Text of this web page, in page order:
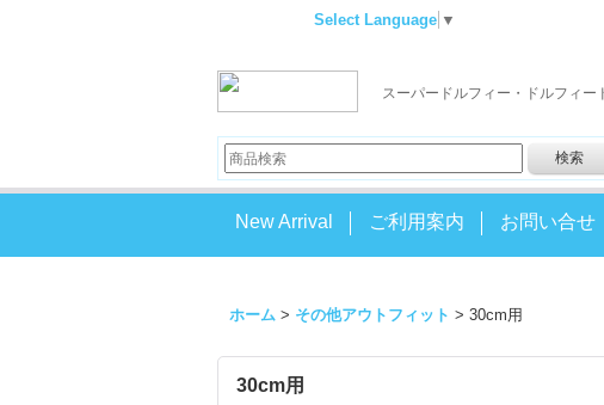
Select Language ▼
スーパードルフィー・ドルフィ
New Arrival ご利用案内 お問い合せ
ホーム > その他アウトフィット > 30cm用
30cm用